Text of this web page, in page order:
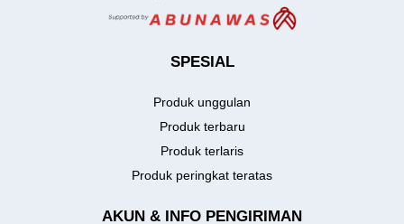
SPESIAL
Produk unggulan
Produk terbaru
Produk terlaris
Produk peringkat teratas
AKUN & INFO PENGIRIMAN